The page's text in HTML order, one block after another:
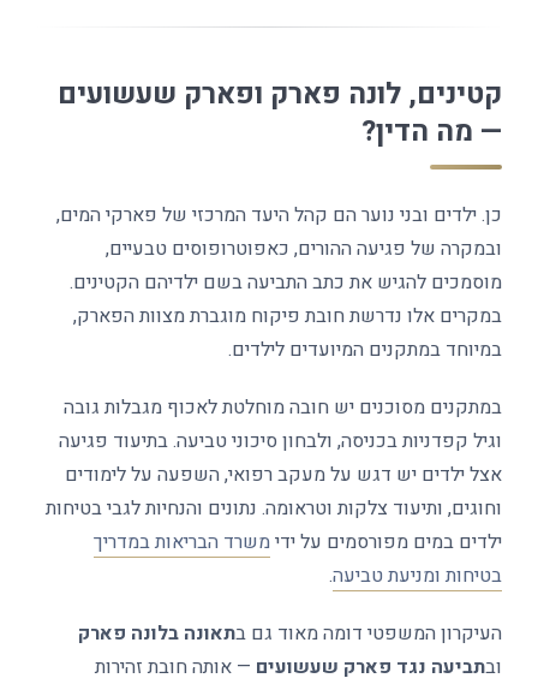
קטינים, לונה פארק ופארק שעשועים
— מה הדין?
כן. ילדים ובני נוער הם קהל היעד המרכזי של פארקי המים,
ובמקרה של פגיעה ההורים, כאפוטרופוסים טבעיים,
מוסמכים להגיש את כתב התביעה בשם ילדיהם הקטינים.
במקרים אלו נדרשת חובת פיקוח מוגברת מצוות הפארק,
במיוחד במתקנים המיועדים לילדים.
במתקנים מסוכנים יש חובה מוחלטת לאכוף מגבלות גובה
וגיל קפדניות בכניסה, ולבחון סיכוני טביעה. בתיעוד פגיעה
אצל ילדים יש דגש על מעקב רפואי, השפעה על לימודים
וחוגים, ותיעוד צלקות וטראומה. נתונים והנחיות לגבי בטיחות
ילדים במים מפורסמים על ידימשרד הבריאות במדריך
בטיחות ומניעת טביעה.
העיקרון המשפטי דומה מאוד גם בתאונה בלונה פארק
ובתביעה נגד פארק שעשועים — אותה חובת זהירות